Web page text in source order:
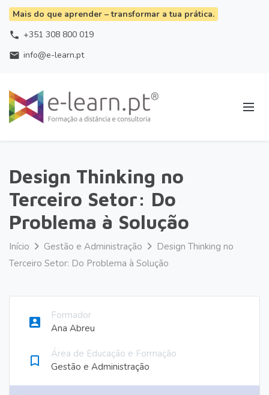
Mais do que aprender – transformar a tua prática.
phone +351 308 800 019
email info@e-learn.pt
Design Thinking no
Terceiro Setor: Do
Problema à Solução
Início Gestão e Administração
Design Thinking no
Terceiro Setor: Do Problema à Solução
account_box
Formador
Ana Abreu
bookmark_border
Área de Educação e Formação
Gestão e Administração